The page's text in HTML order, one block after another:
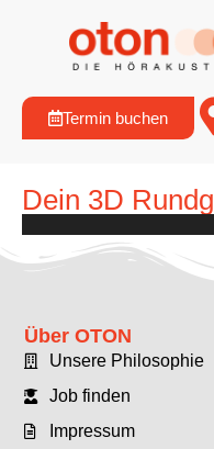
Termin buchen
Dein 3D
Über OTON
Unsere Philosophie
Job finden
Impressum